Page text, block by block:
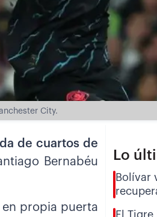
City.
de cuartos de
Bernabéu
en propia puerta
Lo
Bolívar
El